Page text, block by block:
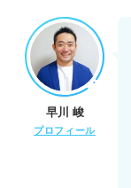
早川 峻
プロフィール